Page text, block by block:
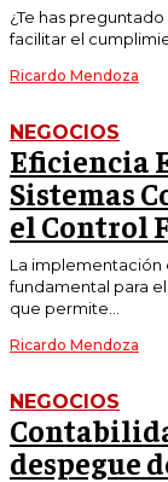
¿Te has
facilitar el
Ricardo Mendoza
NEGOCIOS
Eficiencia
Sistemas
el Control
La implementación
fundamental para
que permite...
Ricardo Mendoza
NEGOCIOS
despegue